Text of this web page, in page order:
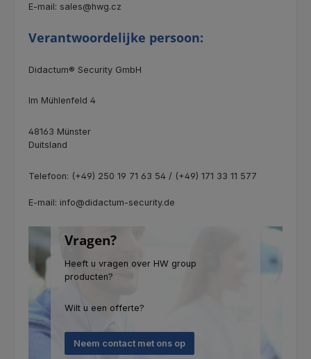
E-mail: sales@hwg.cz
Verantwoordelijke persoon:
Didactum® Security GmbH
Im Mühlenfeld 4
48163 Münster
Duitsland
Telefoon: (+49) 250 19 71 63 54 / (+49) 171 33 11 577
E-mail: info@didactum-security.de
Vragen?
Heeft u vragen over HW group
producten?
Wilt u een offerte?
Neem contact met ons op